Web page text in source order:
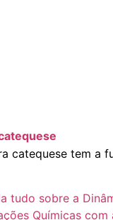
catequese tem a